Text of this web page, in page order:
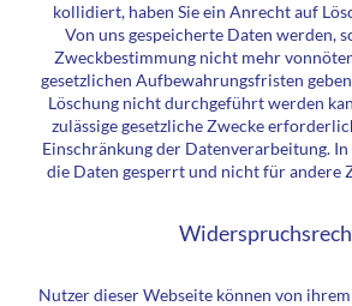
kollidiert, haben Sie ein Anrecht auf
Von uns gespeicherte Daten werden,
Zweckbestimmung nicht mehr
gesetzlichen Aufbewahrungsfristen
Löschung nicht durchgeführt werden
zulässige gesetzliche Zwecke
Einschränkung der Datenverarbeitung.
die Daten gesperrt und nicht für andere
Nutzer dieser Webseite können von